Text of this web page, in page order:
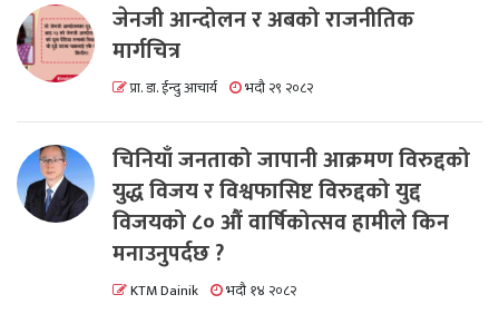
जेनजी आन्दोलन र अबको राजनीतिक
मार्गचित्र
प्रा. डा. ईन्दु आचार्य भदौ २९ २०८२
चिनियाँ जनताको जापानी आक्रमण विरुद्दको
युद्ध विजय र विश्वफासिष्ट विरुद्दको युद्द
विजयको ८० औं वार्षिकोत्सव हामीले किन
मनाउनुपर्दछ ?
KTM Dainik भदौ १४ २०८२